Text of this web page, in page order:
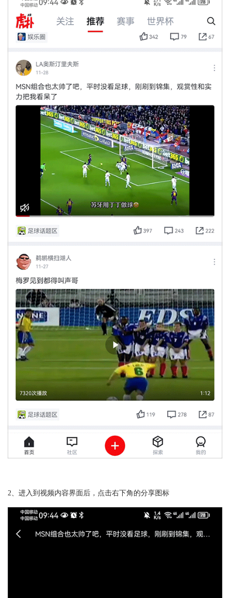
2、进入到视频内容界面后，点击右下角的分享图标